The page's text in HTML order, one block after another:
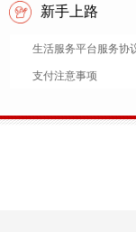
新手上路
生活服务平台服务协
支付注意事项